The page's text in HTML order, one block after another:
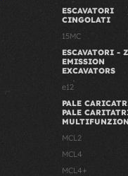
ESCAVATORI
CINGOLATI
15MC
ESCAVATORI -
EMISSION
EXCAVATORS
e12
PALE
PALE
MCL2
MCL4
MCL4+